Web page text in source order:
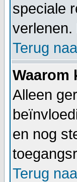
speciale
verlenen.
Terug
Waarom
Alleen
en nog
Terug